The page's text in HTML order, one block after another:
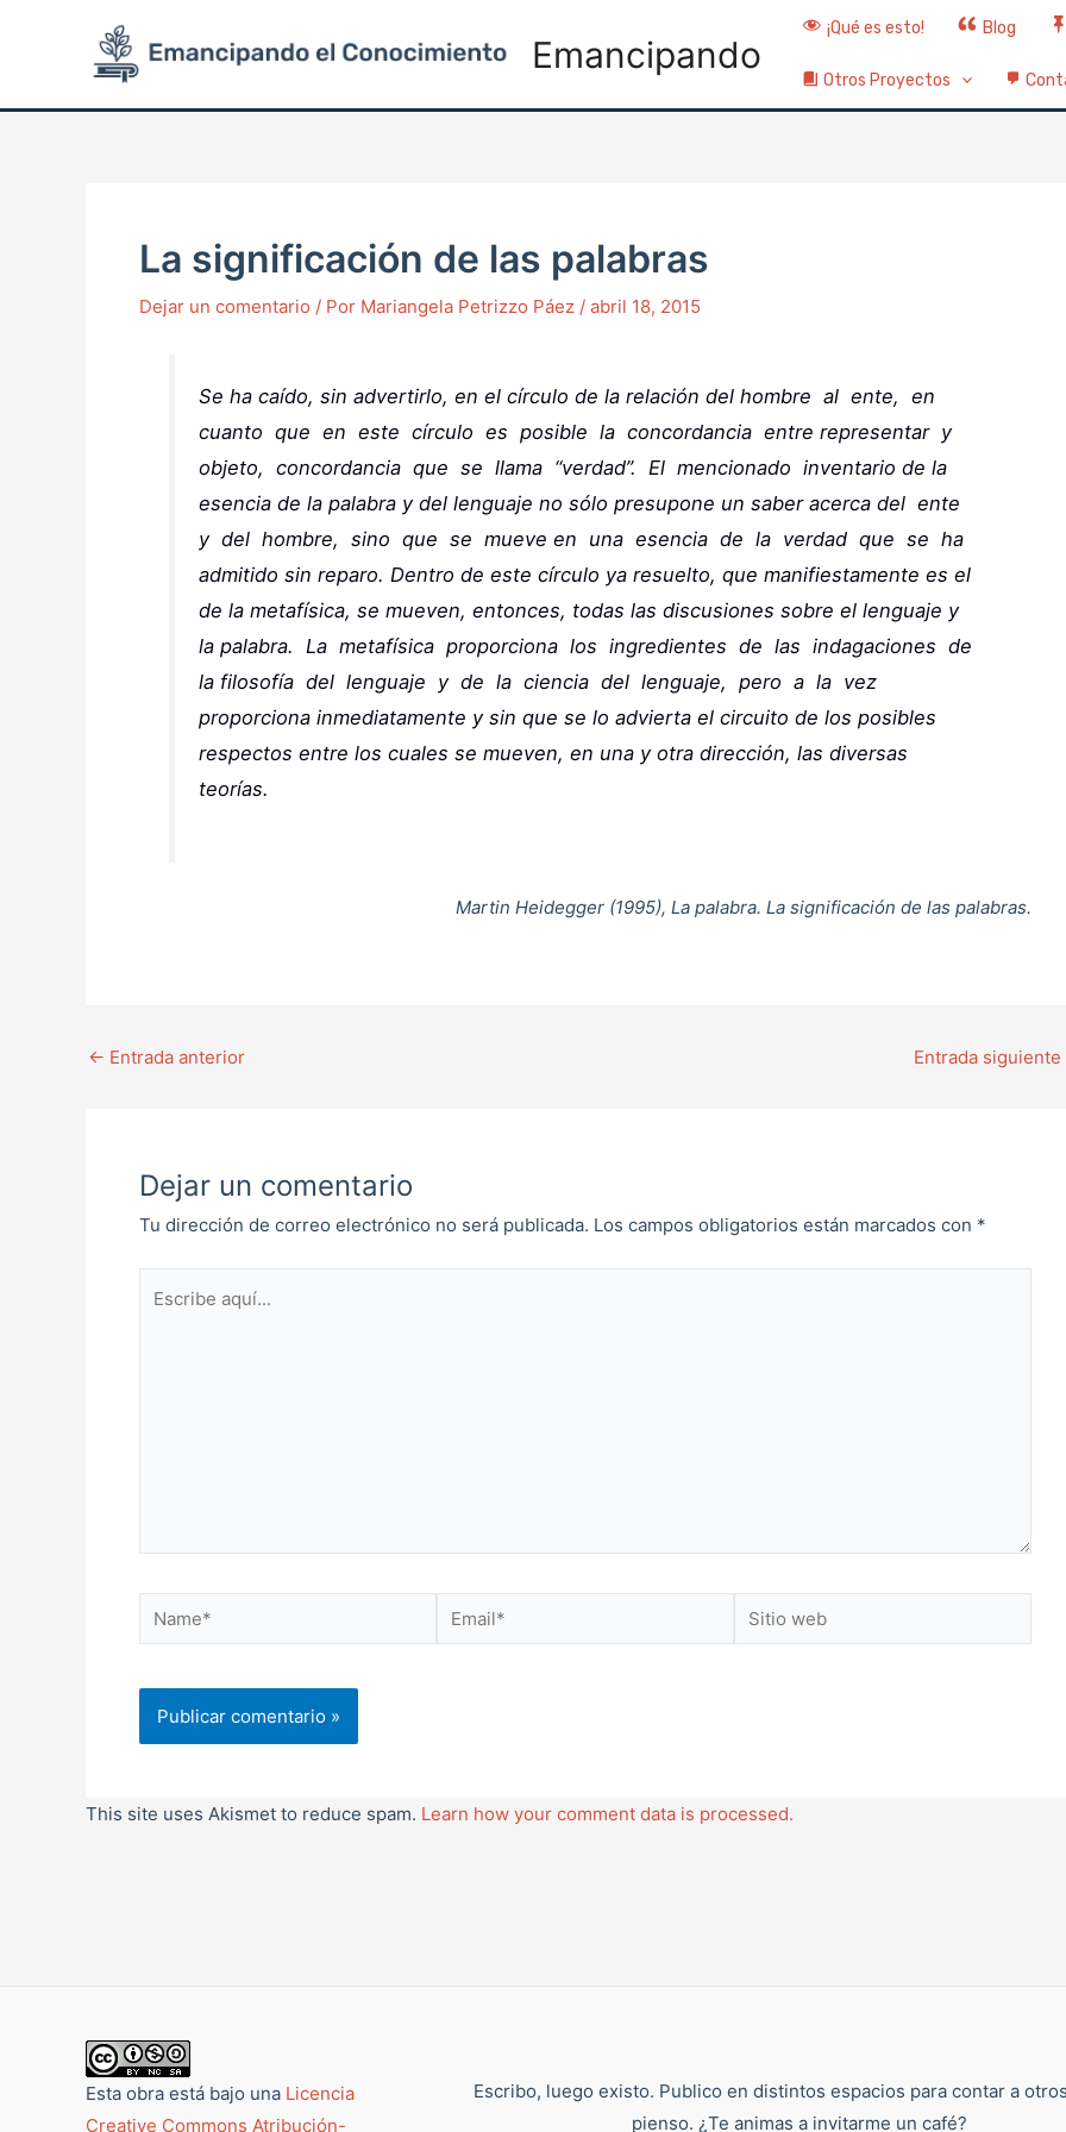
Emancipando
¡Qué es esto! Blog
Otros Proyectos
La significación de las palabras
Dejar un comentario / Por Mariangela Petrizzo Páez / abril 18, 2015
Se ha caído, sin advertirlo, en el círculo de la relación del hombre al ente, en
cuanto que en este círculo es posible la concordancia entre representar y
objeto, concordancia que se llama “verdad”. El mencionado inventario de la
esencia de la palabra y del lenguaje no sólo presupone un saber acerca del ente
y del hombre, sino que se mueve en una esencia de la verdad que se ha
admitido sin reparo. Dentro de este círculo ya resuelto, que manifiestamente es el
de la metafísica, se mueven, entonces, todas las discusiones sobre el lenguaje y
la palabra. La metafísica proporciona los ingredientes de las indagaciones de
la filosofía del lenguaje y de la ciencia del lenguaje, pero a la vez
proporciona inmediatamente y sin que se lo advierta el circuito de los posibles
respectos entre los cuales se mueven, en una y otra dirección, las diversas
teorías.
Martin Heidegger (1995), La palabra. La significación de las palabras.
navigation
← Entrada anterior Entrada siguiente
Dejar un comentario
Tu dirección de correo electrónico no será publicada. Los campos obligatorios están marcados con *
Name* Email*
Sitio
web
This site uses Akismet to reduce spam. Learn how your comment data is processed.
Esta obra está bajo una Licencia
Creative Commons Atribución-
Escribo, luego existo. Publico en distintos espacios para contar a
pienso. ¿Te animas a invitarme un café?